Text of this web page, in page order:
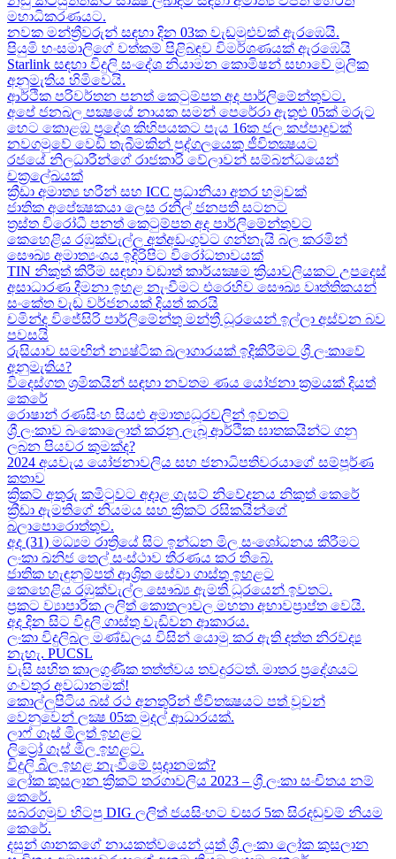
මහාධිකරණයට​.
නවක මන්ත්‍රීවරුන් සඳහා දින 03ක වැඩමුළුවක් ඇරඹෙයි.
පියුමි හංසමාලිගේ වත්කම් පිළිබඳව විමර්ශණයක් ඇරඹෙයි
Starlink සඳහා විදුලි සංදේශ නියාමන කොමිෂන් සභාවේ මූලික
අනුමැතිය හිමිවෙයි.
ආර්ථික පරිවර්තන පනත් කෙටුම්පත අද පාර්ලිමේන්තුවට.
අපේ ජනබල පක්‍ෂයේ නායක සමන් පෙරේරා ඇතුළු 05ක් මරුට​
හෙට කොළඹ ප්‍රදේශ කිහිපයකට පැය 16ක ජල කප්පාදුවක්
නවගමුවේ වෙඩි තැබීමකින් පුද්ගලයෙකු ජීවිතක්‍ෂයට​
රජයේ නිලධාරීන්ගේ රාජකාරි වේලාවන් සම්බන්ධයෙන්
චක්‍රලේඛයක්
ක්‍රීඩා අමාත්‍ය හරීන් සහ​ ICC ප්‍රධානියා අතර හමුවක්
ජාතික අපේක්‍ෂකයා ලෙස රනිල් ජනපති සටනට​
ත්‍රස්ත විරෝධී පනත් කෙටුම්පත අද පාර්ලිමේන්තුවට​
කෙහෙළිය රඹුක්වැල්ල අත්අඩංගුවට ගන්නැයි බල කරමින්
සෞඛ්‍ය අමාත්‍යංශය ඉදිරිපිට විරෝධතාවයක්
TIN නිකුත් කිරීම සඳහා වඩාත් කාර්යක්‍ෂම ක්‍රියාවලියකට උපදෙස්
අසාධාරණ දීමනා ඉහළ නැංවීමට එරෙහිව සෞඛ්‍ය වෘත්තිකයන්
සංකේත වැඩ වර්ජනයක් දියත් කරයි
චමින්ද විජේසිරි පාර්ලිමේන්තු මන්ත්‍රී ධූරයෙන් ඉල්ලා අස්වන බව
පවසයි
රුසියාව සමඟින් න්‍යෂ්ටික බලාගාරයක් ඉදිකිරීමට ශ්‍රී ලංකාවේ
අනුමැතිය?
විදෙස්ගත ශ්‍රමිකයින් සඳහා නවතම ණය යෝජනා ක්‍රමයක් දියත්
කෙරේ
රොෂාන් රණසිංහ සියළු අමාත්‍යධූරවලින් ඉවතට​
ශ්‍රී ලංකාව බංකොලොත් කරනු ලැබූ ආර්ථික ඝාතකයින්ට ගනු
ලබන පියවර කුමක්ද​?
2024 අයවැය යෝජනාවලිය​ සහ ජනාධිපතිවරයාගේ සම්පූර්ණ
කතාව​
ක්‍රිකට් අතුරු කමිටුවට අදාළ ගැසට් නිවේදනය නිකුත් කෙරේ
ක්‍රීඩා ඇමතිගේ නියමය​ සහ ක්‍රිකට් රසිකයින්ගේ
බලාපොරොත්තුව.
අද (31) මධ්‍යම රාත්‍රියේ සිට ඉන්ධන මිල සංශෝධනය කිරීමට
ලංකා ඛනිජ තෙල් සංස්ථාව තීරණය කර තිබේ.
ජාතික හැඳුනුම්පත් ආශ්‍රිත සේවා ගාස්තු ඉහළට
කෙහෙළිය රඹුක්වැල්ල සෞඛ්‍ය ඇමති ධූරයෙන් ඉවතට​.
ප්‍රකට ව්‍යාපාරික ලලිත් කොතලාවල මහතා අභාවප්‍රාප්ත වෙයි.
අද දින​ සිට විදුලි ගාස්තු වැඩිවන ආකාරය​.
ලංකා විදුලිබල මණ්ඩලය විසින් යොමු කර ඇති දත්ත නිරවද්‍ය
නැහැ. PUCSL
වැසි සහිත කාලගුණික තත්ත්වය තවදුරටත්. මාතර ප්‍රදේශයට
ගංවතුර අවධානමක්!
කොල්ලුපිටිය බස් රථ අනතුරින් ජීවිතක්‍ෂයට පත් වූවන්
වෙනුවෙන් ලක්‍ෂ 05ක​ මුදල් ආධාරයක්​.
ලාෆ් ගෑස් මිලත් ඉහළට​
ලිට්‍රෝ ගෑස් මිල​ ඉහළට​.
විදුලි බිල ඉහළ නැංවීමේ සූදානමක්?
ලෝක කුසලාන ක්‍රිකට් තරගාවලිය 2023 – ශ්‍රී ලංකා සංචිතය නම්
කෙරේ​.
සබරගමුව හිටපු DIG ලලිත් ජයසිංහට වසර 5ක සිරදඬුවම් නියම
කෙරේ.
දසුන් ශානකගේ නායකත්වයෙන් යුත් ශ්‍රී ලංකා ලෝක කුසලාන